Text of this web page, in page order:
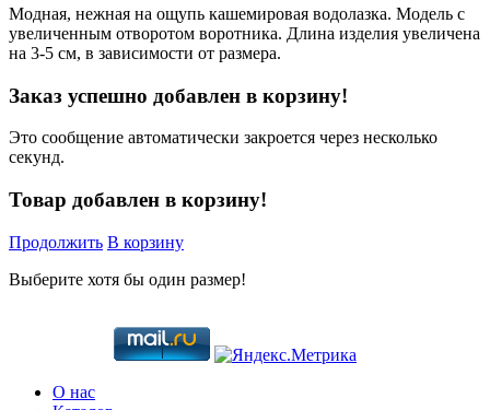
Модная, нежная на ощупь кашемировая водолазка. Модель с
увеличенным отворотом воротника. Длина изделия увеличена
на 3-5 см, в зависимости от размера.
Заказ успешно добавлен в корзину!
Это сообщение автоматически закроется через несколько
секунд.
Товар добавлен в корзину!
Продолжить В корзину
Выберите хотя бы один размер!
О нас